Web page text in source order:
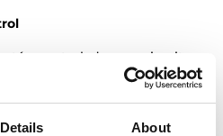
Details About
controladas por circuitos
con la placa de
correctamente.